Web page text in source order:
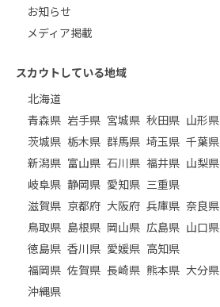
お知らせ
メディア掲載
スカウトしている地域
北海道
青森県 岩手県 宮城県 秋田県 山形県
茨城県 栃木県 群馬県 埼玉県 千葉県
新潟県 富山県 石川県 福井県 山梨県
岐阜県 静岡県 愛知県 三重県
滋賀県 京都府 大阪府 兵庫県 奈良県
鳥取県 島根県 岡山県 広島県 山口県
徳島県 香川県 愛媛県 高知県
福岡県 佐賀県 長崎県 熊本県 大分県
沖縄県